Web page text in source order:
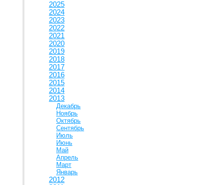
2025
2024
2023
2022
2021
2020
2019
2018
2017
2016
2015
2014
2013
Декабрь
Ноябрь
Октябрь
Сентябрь
Июль
Июнь
Май
Апрель
Март
Январь
2012